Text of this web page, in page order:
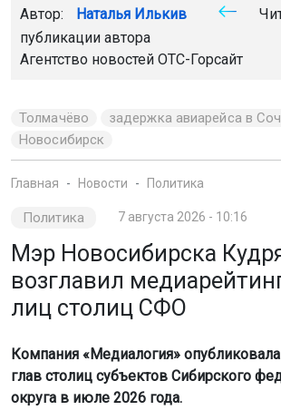
Автор: Наталья Илькив
публикации автора
Агентство новостей ОТС-Горсайт
Толмачёво
задержка авиарейса в
Новосибирск
Главная Новости Политика
Политика 7 августа 2026 - 10:16
Мэр Новосибирска
возглавил
лиц столиц СФО
Компания «Медиалогия»
глав столиц субъектов Сибирского
округа в июле 2026 года.